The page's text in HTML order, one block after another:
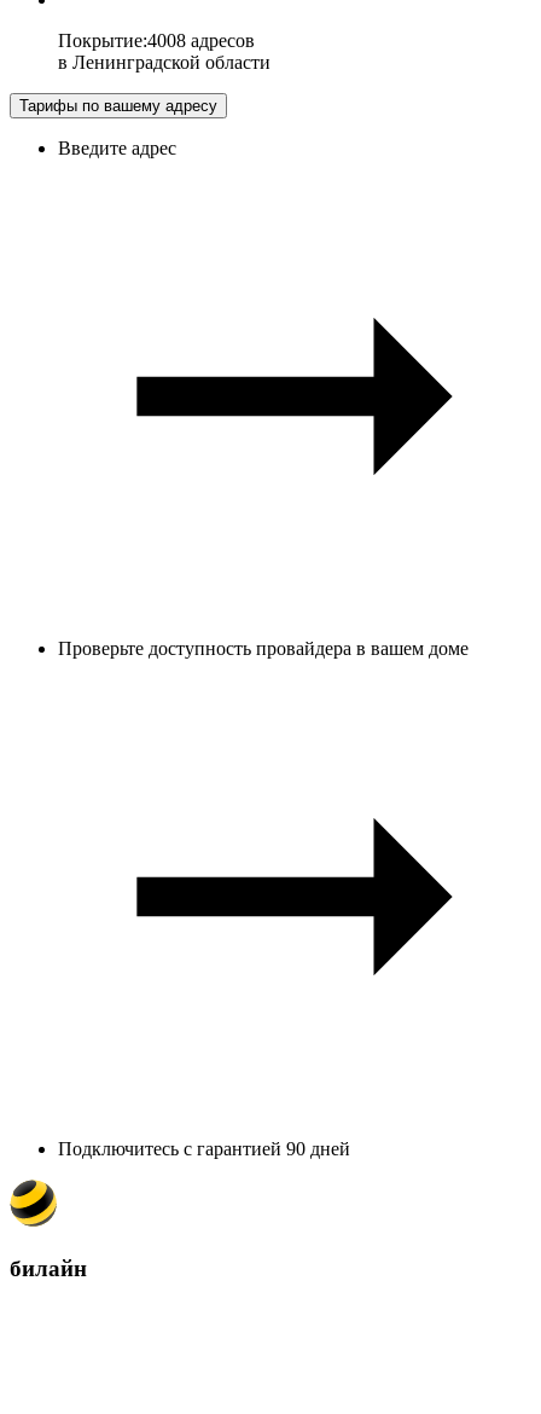
Покрытие:4008 адресов
в Ленинградской области
Тарифы по вашему адресу
Введите адрес
Проверьте доступность провайдера в вашем доме
Подключитесь с гарантией 90 дней
билайн